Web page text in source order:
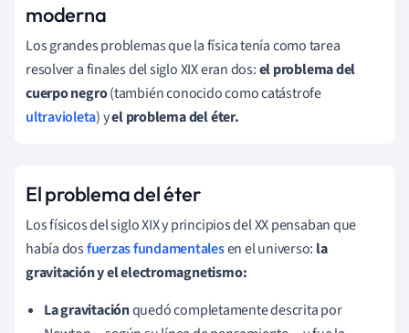
moderna
Los grandes problemas que la física tenía como tarea
resolver a finales del siglo XIX eran dos:el problema del
cuerpo negro(también conocido como catástrofe
ultravioleta) yel problema del éter.
El problema del éter
Los físicos del siglo XIX y principios del XX pensaban que
había dosfuerzas fundamentalesen el universo: la
gravitación y el electromagnetismo:
La gravitaciónquedó completamente descrita por